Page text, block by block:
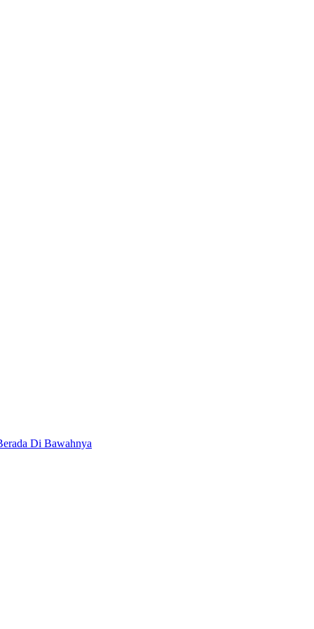
Di Bawahnya